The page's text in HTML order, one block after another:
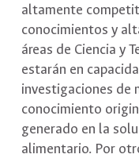
altamente
conocimientos y
áreas de Ciencia y
estarán en
investigaciones de
conocimiento
generado en la
alimentario. Por